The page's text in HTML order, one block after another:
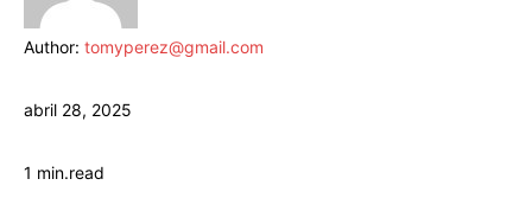
Author: tomyperez@gmail.com
abril 28, 2025
1 min.read